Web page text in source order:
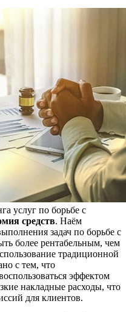
услуг по борьбе с
средств. Наём
задач по борьбе с
более рентабельным, чем
традиционной
с тем, что
эффектом
накладные расходы, что
для клиентов.